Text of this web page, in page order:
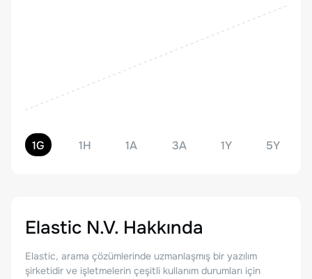
1G 1H 1A 3A 1Y 5Y
Elastic N.V. Hakkında
Elastic, arama çözümlerinde uzmanlaşmış bir yazılım
şirketidir ve işletmelerin çeşitli kullanım durumları için